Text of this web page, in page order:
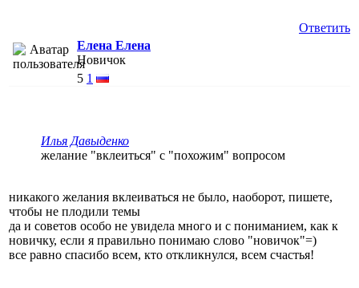
Ответить
Елена Елена
Новичок
5 1
Илья Давыденко
желание "вклеиться" с "похожим" вопросом
никакого желания вклеиваться не было, наоборот, пишете,
чтобы не плодили темы
да и советов особо не увидела много и с пониманием, как к
новичку, если я правильно понимаю слово "новичок"=)
все равно спасибо всем, кто откликнулся, всем счастья!